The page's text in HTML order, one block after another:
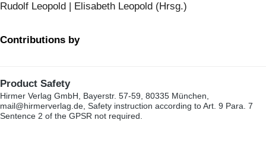
Rudolf Leopold | Elisabeth Leopold (Hrsg.)
Contributions by
Product Safety
Hirmer Verlag GmbH, Bayerstr. 57-59, 80335 München,
mail@hirmerverlag.de, Safety instruction according to Art. 9 Para. 7
Sentence 2 of the GPSR not required.